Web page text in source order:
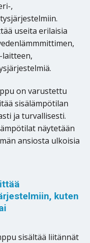
,
useita erilaisia
on varustettu
sisälämpötilan
ja turvallisesti.
näytetään
ansiosta ulkoisia
kuten
sisältää liitännät